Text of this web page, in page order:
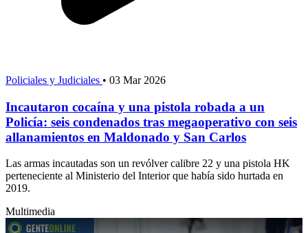
Policiales y Judiciales • 03 Mar 2026
Incautaron cocaína y una pistola robada a un
Policía: seis condenados tras megaoperativo con seis
allanamientos en Maldonado y San Carlos
Las armas incautadas son un revólver calibre 22 y una pistola HK
perteneciente al Ministerio del Interior que había sido hurtada en
2019.
Multimedia